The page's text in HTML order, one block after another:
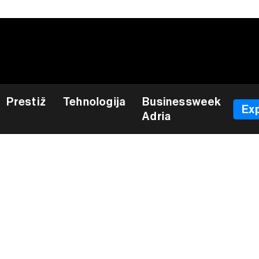
Prestiž Tehnologija
Businessweek
Adria